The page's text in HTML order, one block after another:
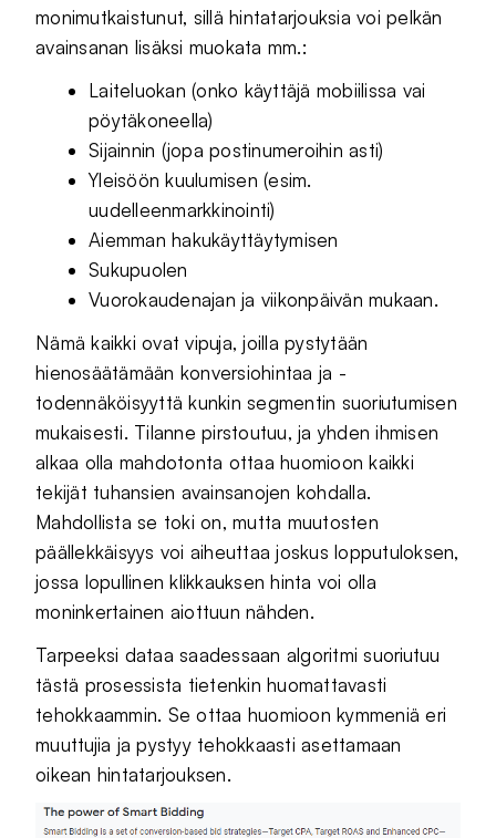
monimutkaistunut, sillä hintatarjouksia voi pelkän
avainsanan lisäksi muokata mm.:
Laiteluokan (onko käyttäjä mobiilissa vai
pöytäkoneella)
Sijainnin (jopa postinumeroihin asti)
Yleisöön kuulumisen (esim.
uudelleenmarkkinointi)
Aiemman hakukäyttäytymisen
Sukupuolen
Vuorokaudenajan ja viikonpäivän mukaan.
Nämä kaikki ovat vipuja, joilla pystytään
hienosäätämään konversiohintaa ja -
todennäköisyyttä kunkin segmentin suoriutumisen
mukaisesti. Tilanne pirstoutuu, ja yhden ihmisen
alkaa olla mahdotonta ottaa huomioon kaikki
tekijät tuhansien avainsanojen kohdalla.
Mahdollista se toki on, mutta muutosten
päällekkäisyys voi aiheuttaa joskus lopputuloksen,
jossa lopullinen klikkauksen hinta voi olla
moninkertainen aiottuun nähden.
Tarpeeksi dataa saadessaan algoritmi suoriutuu
tästä prosessista tietenkin huomattavasti
tehokkaammin. Se ottaa huomioon kymmeniä eri
muuttujia ja pystyy tehokkaasti asettamaan
oikean hintatarjouksen.